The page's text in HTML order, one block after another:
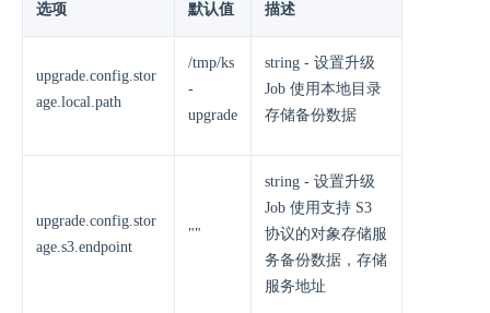
选项 默认值 描述
upgrade.config.stor
age.local.path
/tmp/ks
-
upgrade
string - 设置升级
Job 使用本地目录
存储备份数据
upgrade.config.stor
age.s3.endpoint
""
string - 设置升级
Job 使用支持 S3
协议的对象存储服
务备份数据，存储
服务地址